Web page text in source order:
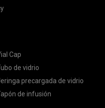
Cap
de vidrio
precargada de vidrio
de infusión